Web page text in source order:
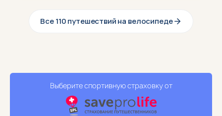
Все 110 путешествий на велосипеде